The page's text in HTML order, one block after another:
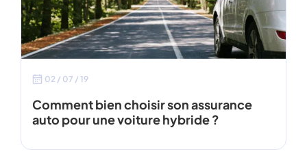
02 / 07 / 19
Comment bien choisir son assurance
auto pour une voiture hybride ?